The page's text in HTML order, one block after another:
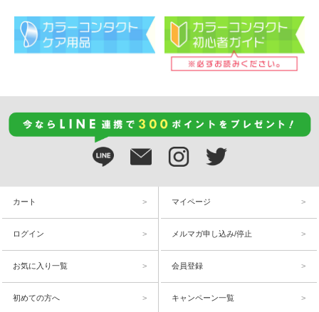
カート マイページ
ログイン メルマガ申し込み/停止
お気に入り一覧 会員登録
初めての方へ キャンペーン一覧